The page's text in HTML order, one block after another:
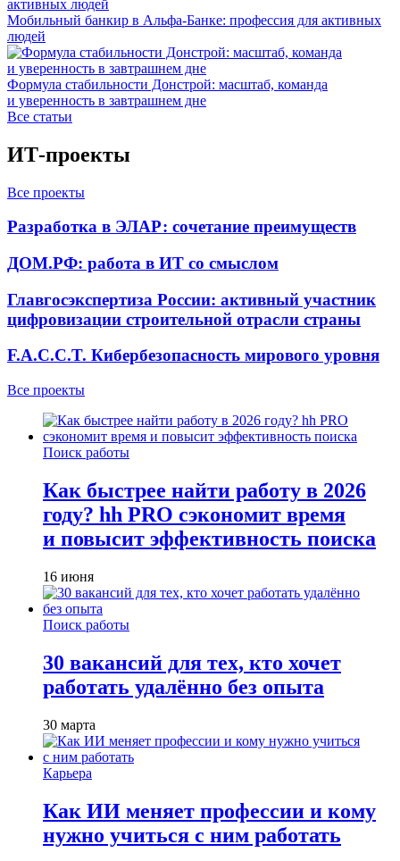
Мобильный банкир в Альфа-Банке: профессия для активных
людей
Формула стабильности Донстрой: масштаб, команда
и уверенность в завтрашнем дне
Все статьи
ИТ-проекты
Все проекты
Разработка в ЭЛАР: сочетание преимуществ
ДОМ.РФ: работа в ИТ со смыслом
Главгосэкспертиза России: активный участник
цифровизации строительной отрасли страны
F.A.C.C.T. Кибербезопасность мирового уровня
Все проекты
Поиск работы
Как быстрее найти работу в 2026
году? hh PRO сэкономит время
и повысит эффективность поиска
16 июня
Поиск работы
30 вакансий для тех, кто хочет
работать удалённо без опыта
30 марта
Карьера
Как ИИ меняет профессии и кому
нужно учиться с ним работать